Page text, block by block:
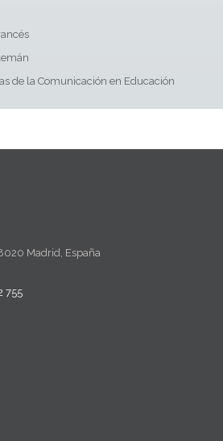
de la Comunicación en Educación
Madrid, España
755